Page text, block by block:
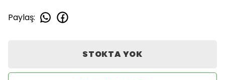
Paylaş:
STOKTA YOK